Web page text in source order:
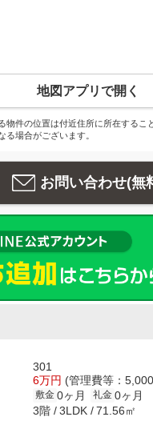
地図アプリで開く
物件の位置は付近住所に所在するこ
る場合がございます。
お問い合わせ(無
301
6万円 (管理費等：
敷金 0ヶ月 礼金 0ヶ月
3階 3LDK 71.56㎡